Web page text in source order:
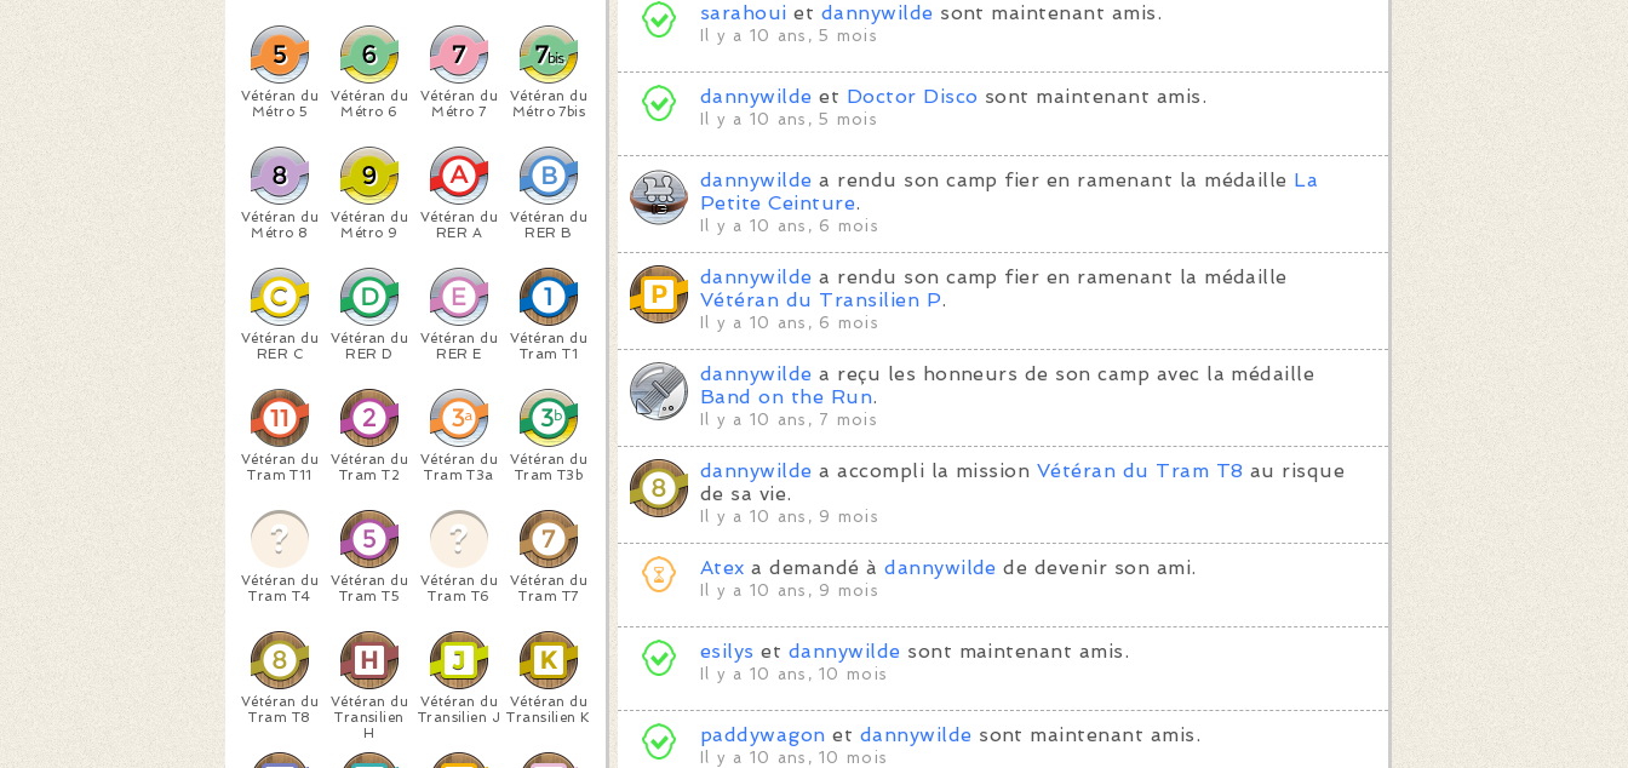
Vétéran du
Métro 5
Vétéran du
Métro 6
Vétéran du
Métro 7
Vétéran du
Métro 7bis
Vétéran du
Métro 8
Vétéran du
Métro 9
Vétéran du
RER A
Vétéran du
RER B
Vétéran du
RER C
Vétéran du
RER D
Vétéran du
RER E
Vétéran du
Tram T1
Vétéran du
Tram T11
Vétéran du
Tram T2
Vétéran du
Tram T3a
Vétéran du
Tram T3b
Vétéran du
Tram T4
Vétéran du
Tram T5
Vétéran du
Tram T6
Vétéran du
Tram T7
Vétéran du
Tram T8
Vétéran du
Transilien
H
Vétéran du
Transilien J
Vétéran du
Transilien K
sarahoui et dannywilde sont maintenant amis.
Il y a 10 ans, 5 mois
dannywilde et Doctor Disco sont maintenant amis.
Il y a 10 ans, 5 mois
dannywilde a rendu son camp fier en ramenant la médaille La
Petite Ceinture.
Il y a 10 ans, 6 mois
dannywilde a rendu son camp fier en ramenant la médaille
Vétéran du Transilien P.
Il y a 10 ans, 6 mois
dannywilde a reçu les honneurs de son camp avec la médaille
Band on the Run.
Il y a 10 ans, 7 mois
dannywilde a accompli la mission Vétéran du Tram T8 au risque
de sa vie.
Il y a 10 ans, 9 mois
Atex a demandé àdannywilde de devenir son ami.
Il y a 10 ans, 9 mois
esilys et dannywilde sont maintenant amis.
Il y a 10 ans, 10 mois
paddywagon et dannywilde sont maintenant amis.
Il y a 10 ans, 10 mois